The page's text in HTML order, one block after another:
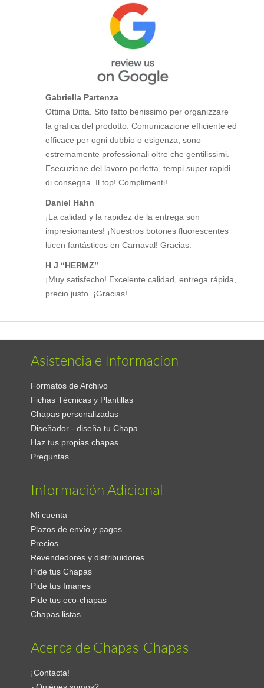
Gabriella Partenza
Ottima Ditta. Sito fatto benissimo per organizzare
la grafica del prodotto. Comunicazione efficiente ed
efficace per ogni dubbio o esigenza, sono
estremamente professionali oltre che gentilissimi.
Esecuzione del lavoro perfetta, tempi super rapidi
di consegna. Il top! Complimenti!
Daniel Hahn
¡La calidad y la rapidez de la entrega son
impresionantes! ¡Nuestros botones fluorescentes
lucen fantásticos en Carnaval! Gracias.
H J “HERMZ”
¡Muy satisfecho! Excelente calidad, entrega rápida,
precio justo. ¡Gracias!
Asistencia e Informacíon
Formatos de Archivo
Fichas Técnicas y Plantillas
Chapas personalizadas
Diseñador - diseña tu Chapa
Haz tus propias chapas
Preguntas
Información Adicional
Mi cuenta
Plazos de envío y pagos
Precios
Revendedores y distribuidores
Pide tus Chapas
Pide tus Imanes
Pide tus eco-chapas
Chapas listas
Acerca de Chapas-Chapas
¡Contacta!